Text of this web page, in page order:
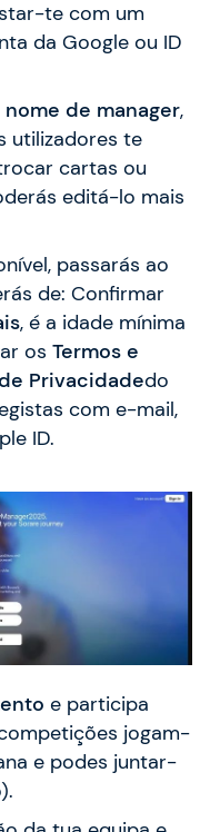
te com um
da Google ou ID
nome de manager,
utilizadores te
cartas ou
editá-lo mais
passarás ao
de: Confirmar
, é a idade mínima
os Termos e
Privacidadedo
com e-mail,
ID.
e participa
jogam-
e podes juntar-